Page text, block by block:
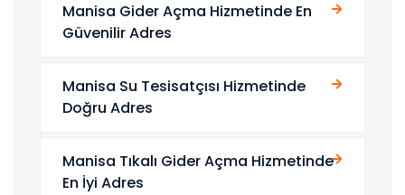
Manisa Gider Açma Hizmetinde En
Güvenilir Adres
Manisa Su Tesisatçısı Hizmetinde
Doğru Adres
Manisa Tıkalı Gider Açma Hizmetinde
En İyi Adres